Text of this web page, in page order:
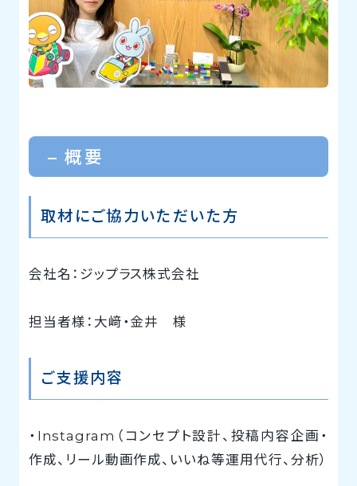
– 概要
取材にご協力いただいた方
会社名：ジップラス株式会社
担当者様：大﨑・金井 様
ご支援内容
・Instagram（コンセプト設計、投稿内容企画・
作成、リール動画作成、いいね等運用代行、分析）